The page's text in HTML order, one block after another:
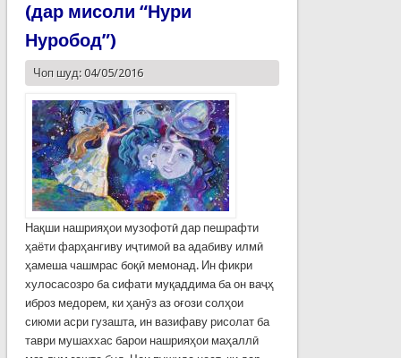
(дар мисоли “Нури
Нуробод”)
Чоп шуд: 04/05/2016
Нақши нашрияҳои музофотӣ дар пешрафти
ҳаёти фарҳангиву иҷтимоӣ ва адабиву илмӣ
ҳамеша чашмрас боқӣ мемонад. Ин фикри
хулосасозро ба сифати муқаддима ба он ваҷҳ
иброз медорем, ки ҳанӯз аз оғози солҳои
сиюми асри гузашта, ин вазифаву рисолат ба
таври мушаххас барои нашрияҳои маҳаллӣ